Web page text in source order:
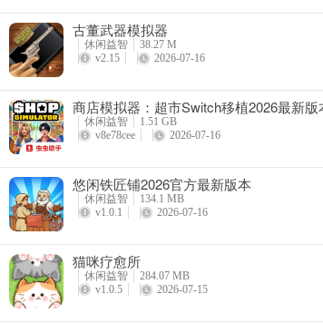
5、最后达成目标还能获得三星成就。
古董武器模拟器
休闲益智
38.27 M
v2.15
2026-07-16
商店模拟器：超市Switch移植2026最新版
休闲益智
1.51 GB
v8e78cee
2026-07-16
悠闲铁匠铺2026官方最新版本
休闲益智
134.1 MB
v1.0.1
2026-07-16
猫咪疗愈所
休闲益智
284.07 MB
v1.0.5
2026-07-15